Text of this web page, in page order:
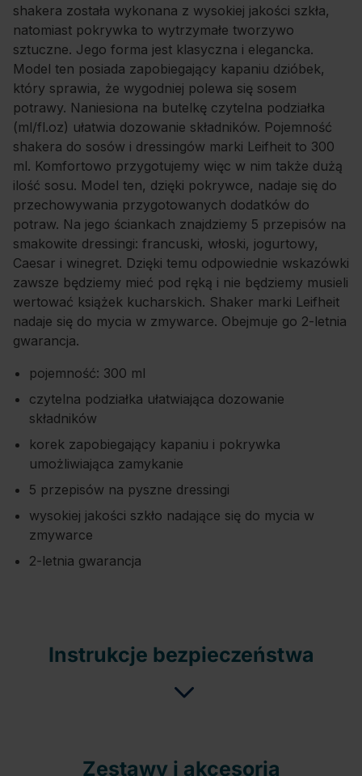
shakera została wykonana z wysokiej jakości szkła,
natomiast pokrywka to wytrzymałe tworzywo
sztuczne. Jego forma jest klasyczna i elegancka.
Model ten posiada zapobiegający kapaniu dzióbek,
który sprawia, że wygodniej polewa się sosem
potrawy. Naniesiona na butelkę czytelna podziałka
(ml/fl.oz) ułatwia dozowanie składników. Pojemność
shakera do sosów i dressingów marki Leifheit to 300
ml. Komfortowo przygotujemy więc w nim także dużą
ilość sosu. Model ten, dzięki pokrywce, nadaje się do
przechowywania przygotowanych dodatków do
potraw. Na jego ściankach znajdziemy 5 przepisów na
smakowite dressingi: francuski, włoski, jogurtowy,
Caesar i winegret. Dzięki temu odpowiednie wskazówki
zawsze będziemy mieć pod ręką i nie będziemy musieli
wertować książek kucharskich. Shaker marki Leifheit
nadaje się do mycia w zmywarce. Obejmuje go 2-letnia
gwarancja.
pojemność: 300 ml
czytelna podziałka ułatwiająca dozowanie
składników
korek zapobiegający kapaniu i pokrywka
umożliwiająca zamykanie
5 przepisów na pyszne dressingi
wysokiej jakości szkło nadające się do mycia w
zmywarce
2-letnia gwarancja
Instrukcje bezpieczeństwa
Zestawy i akcesoria